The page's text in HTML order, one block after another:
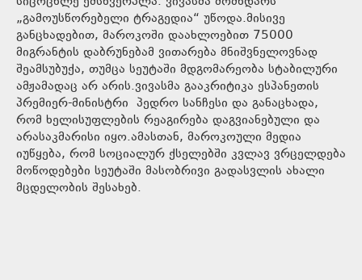
„გამოუსწორებელი ტრაგედია“ უწოდა.მისივე
განცხადებით, მაროკოში დაახლოებით 75000
მიგრანტის დაბრუნებამ ვითარება მნიშვნელოვნად
შეამსუბუქა, თუმცა სეუტაში მდგომარეობა სტაბილური
ამჟამადაც არ არის.ვივასმა გააკრიტიკა ესპანეთის
პრემიერ-მინისტრი პედრო სანჩესი და განაცხადა,
რომ ხელისუფლების რეაგირება დაგვიანებული და
არასაკმარისი იყო.ამასთან, მაროკოული მედია
იუწყება, რომ სოციალურ ქსელებში კვლავ ვრცელდება
მოწოდებები სეუტაში მასობრივი გადასვლის ახალი
მცდელობის შესახებ.